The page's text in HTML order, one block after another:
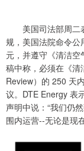
美国司法部周二
规，美国法院命令公
元，并遵守《清洁
稿中称，必须在《清
Review）的 250 天
议。DTE Energy 表
声明中说：“我们仍
围内运营--无论是现